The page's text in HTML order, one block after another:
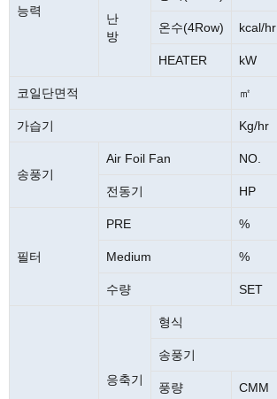
능력
난
방
온수(4Row) kcal/hr
HEATER kW
코일단면적 ㎡
가습기 Kg/hr
송풍기
Air Foil Fan NO.
전동기 HP
필터
PRE %
Medium %
수량 SET
응축기
형식
송풍기
풍량 CMM